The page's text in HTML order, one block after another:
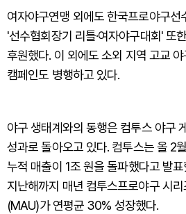
여자야구연맹 외에도 한국프로야구선
'선수협회장기 리틀·여자야구대회' 또
후원했다. 이 외에도 소외 지역 고교
캠페인도 병행하고 있다.
야구 생태계와의 동행은 컴투스 야구
성과로 돌아오고 있다. 컴투스는 올 2
누적 매출이 1조 원을 돌파했다고 발
지난해까지 매년 컴투스프로야구 시
(MAU)가 연평균 30% 성장했다.